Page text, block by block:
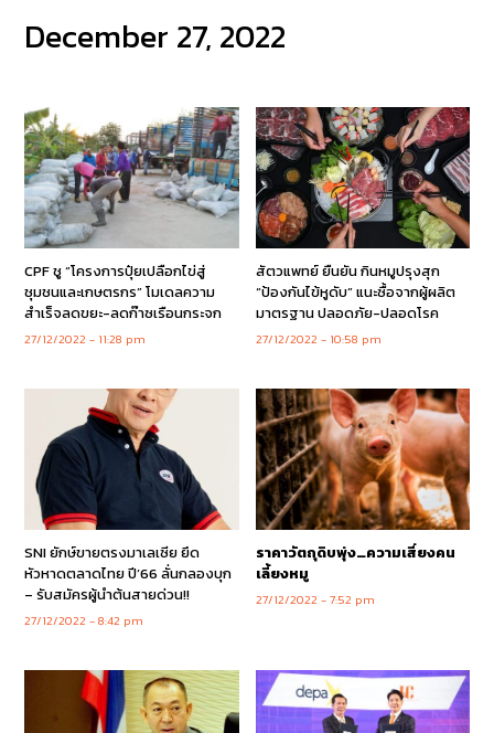
December 27, 2022
CPF ชู “โครงการปุ๋ยเปลือกไข่สู่
ชุมชนและเกษตรกร” โมเดลความ
สำเร็จลดขยะ-ลดก๊าซเรือนกระจก
27/12/2022 11:28 pm
สัตวแพทย์ ยืนยัน กินหมูปรุงสุก
“ป้องกันไข้หูดับ” แนะซื้อจากผู้ผลิต
มาตรฐาน ปลอดภัย-ปลอดโรค
27/12/2022 10:58 pm
SNI ยักษ์ขายตรงมาเลเซีย ยึด
หัวหาดตลาดไทย ปี’66 ลั่นกลองบุก
– รับสมัครผู้นำต้นสายด่วน!!
27/12/2022 8:42 pm
ราคาวัตถุดิบพุ่ง…ความเสี่ยงคน
เลี้ยงหมู
27/12/2022 7:52 pm